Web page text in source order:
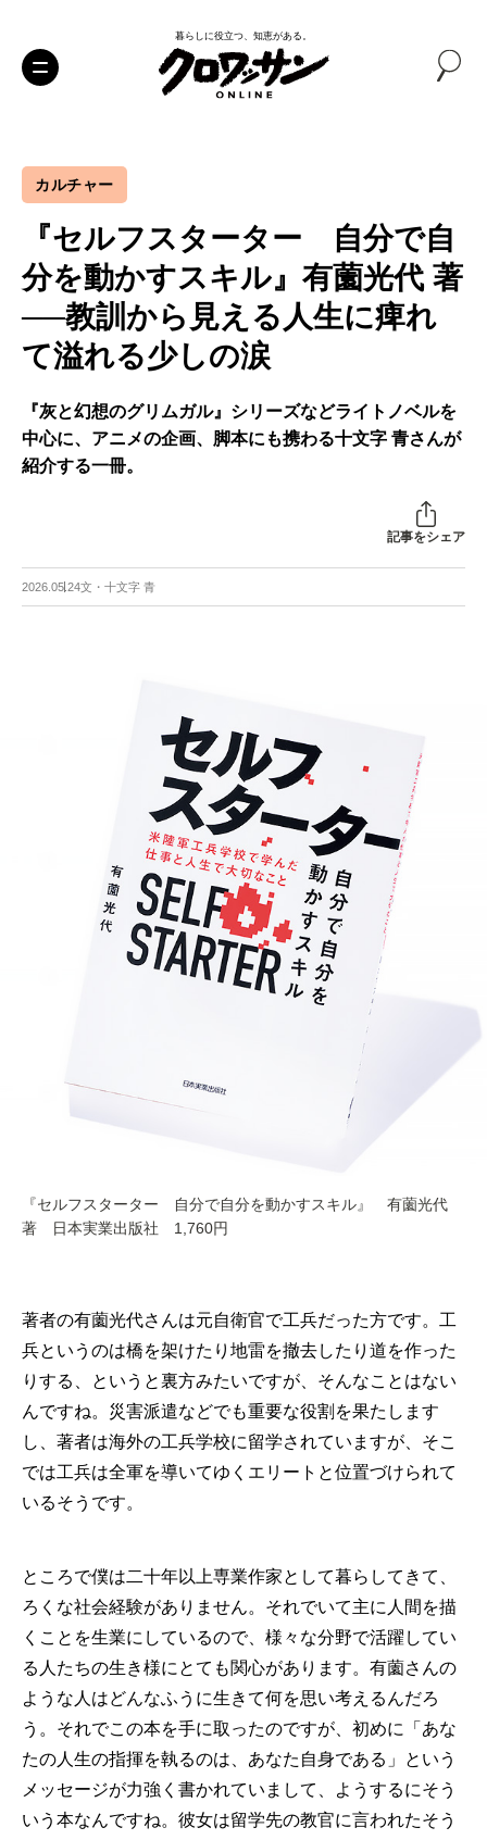
暮らしに役立つ、知恵がある。
カルチャー
『セルフスターター 自分で自
分を動かすスキル』有薗光代 著
──教訓から見える人生に痺れ
て溢れる少しの涙
『灰と幻想のグリムガル』シリーズなどライトノベルを
中心に、アニメの企画、脚本にも携わる十文字 青さんが
紹介する一冊。
記事をシェア
2026.05.24文・十文字 青
『セルフスターター 自分で自分を動かすスキル』 有薗光代
著 日本実業出版社 1,760円
著者の有薗光代さんは元自衛官で工兵だった方です。工
兵というのは橋を架けたり地雷を撤去したり道を作った
りする、というと裏方みたいですが、そんなことはない
んですね。災害派遣などでも重要な役割を果たします
し、著者は海外の工兵学校に留学されていますが、そこ
では工兵は全軍を導いてゆくエリートと位置づけられて
いるそうです。
ところで僕は二十年以上専業作家として暮らしてきて、
ろくな社会経験がありません。それでいて主に人間を描
くことを生業にしているので、様々な分野で活躍してい
る人たちの生き様にとても関心があります。有薗さんの
ような人はどんなふうに生きて何を思い考えるんだろ
う。それでこの本を手に取ったのですが、初めに「あな
たの人生の指揮を執るのは、あなた自身である」という
メッセージが力強く書かれていまして、ようするにそう
いう本なんですね。彼女は留学先の教官に言われたそう